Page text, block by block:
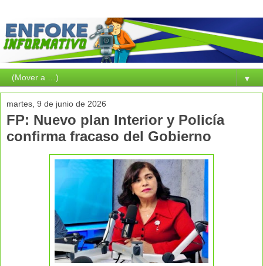
▼
martes, 9 de junio de 2026
FP: Nuevo plan Interior y Policía
confirma fracaso del Gobierno